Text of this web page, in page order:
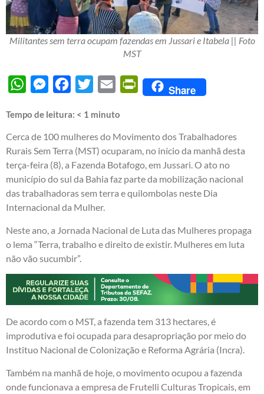
Militantes sem terra ocupam fazendas em Jussari e Itabela || Foto
MST
WhatsAppMessengerFacebook
Twitter Email PrintFriendly
Share
Tempo de leitura: < 1 minuto
Cerca de 100 mulheres do Movimento dos Trabalhadores
Rurais Sem Terra (MST) ocuparam, no início da manhã desta
terça-feira (8), a Fazenda Botafogo, em Jussari. O ato no
município do sul da Bahia faz parte da mobilização nacional
das trabalhadoras sem terra e quilombolas neste Dia
Internacional da Mulher.
Neste ano, a Jornada Nacional de Luta das Mulheres propaga
o lema “Terra, trabalho e direito de existir. Mulheres em luta
não vão sucumbir”.
De acordo com o MST, a fazenda tem 313 hectares, é
improdutiva e foi ocupada para desapropriação por meio do
Instituo Nacional de Colonização e Reforma Agrária (Incra).
Também na manhã de hoje, o movimento ocupou a fazenda
onde funcionava a empresa de Frutelli Culturas Tropicais, em